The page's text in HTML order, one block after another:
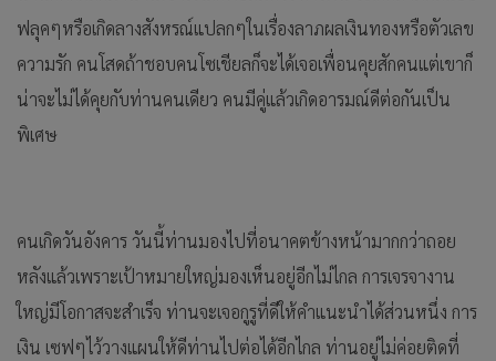
ฟลุคๆหรือเกิดลางสังหรณ์แปลกๆในเรื่องลาภผลเงินทองหรือตัวเลข
ความรัก คนโสดถ้าชอบคนโซเชียลก็จะได้เจอเพื่อนคุยสักคนแต่เขาก็
น่าจะไม่ได้คุยกับท่านคนเดียว คนมีคู่แล้วเกิดอารมณ์ดีต่อกันเป็น
พิเศษ
คนเกิดวันอังคาร วันนี้ท่านมองไปที่อนาคตข้างหน้ามากกว่าถอย
หลังแล้วเพราะเป้าหมายใหญ่มองเห็นอยู่อีกไม่ไกล การเจรจางาน
ใหญ่มีโอกาสจะสำเร็จ ท่านจะเจอกูรูที่ดีให้คำแนะนำได้ส่วนหนึ่ง การ
เงิน เซฟๆไว้วางแผนให้ดีท่านไปต่อได้อีกไกล ท่านอยู่ไม่ค่อยติดที่